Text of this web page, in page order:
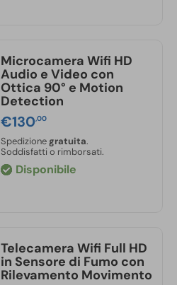
Microcamera Wifi HD
Audio e Video con
Ottica 90° e Motion
Detection
€130,00
Spedizione gratuita.
Soddisfatti o rimborsati.
Disponibile
Telecamera Wifi Full HD
in Sensore di Fumo con
Rilevamento Movimento